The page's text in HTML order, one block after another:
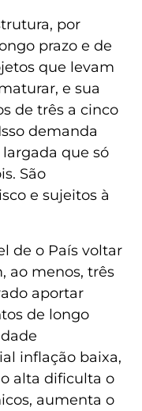
por
prazo e de
que levam
e sua
de três a cinco
demanda
que só
São
e sujeitos à
de o País voltar
ao menos, três
aportar
de longo
inflação baixa,
alta dificulta o
aumenta o